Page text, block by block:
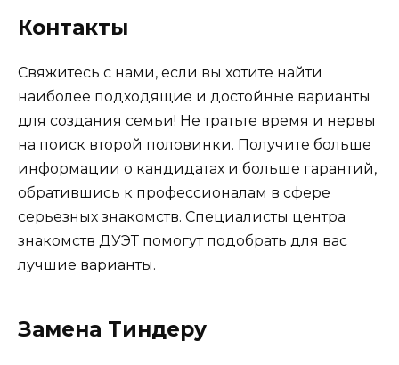
Контакты
Свяжитесь с нами, если вы хотите найти
наиболее подходящие и достойные варианты
для создания семьи! Не тратьте время и нервы
на поиск второй половинки. Получите больше
информации о кандидатах и больше гарантий,
обратившись к профессионалам в сфере
серьезных знакомств. Специалисты центра
знакомств ДУЭТ помогут подобрать для вас
лучшие варианты.
Замена Тиндеру